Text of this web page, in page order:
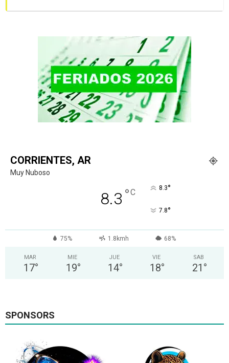
CORRIENTES, AR
Muy Nuboso
8.3 °C 8.3°
7.8°
75% 1.8kmh 68%
MAR
17°
MIE
19°
JUE
14°
VIE
18°
SAB
21 °
SPONSORS